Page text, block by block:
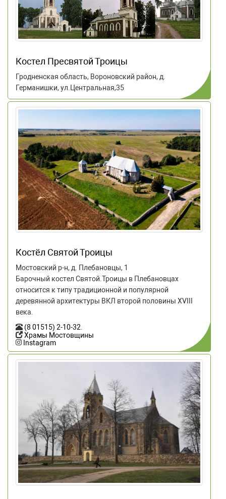
Костел Пресвятой Троицы
Гродненская область, Вороновский район, д.
Германишки, ул.Центральная,35
Костёл Святой Троицы
Мостовский р-н, д. Плебановцы, 1
Барочный костел Святой.Троицы в Плебановцах
относится к типу традиционной и популярной
деревянной архитектуры ВКЛ второй половины ХVIII
века.
(8 01515) 2-10-32.
Храмы Мостовщины
Instagram